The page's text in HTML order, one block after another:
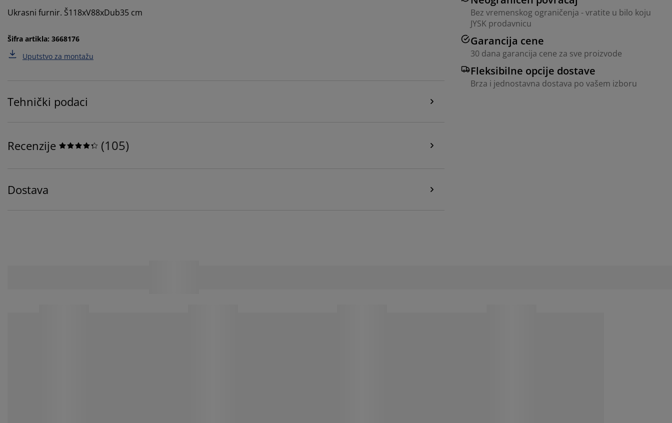
Bez vremenskog ograničenja - vratite u bilo koju
JYSK prodavnicu
Garancija cene
30 dana garancija cene za sve proizvode
Fleksibilne opcije dostave
Brza i jednostavna dostava po vašem izboru
Ukrasni furnir. Š118xV88xDub35 cm
Šifra artikla: 3668176
Uputstvo za montažu
Tehnički podaci
Recenzije (105)
Dostava